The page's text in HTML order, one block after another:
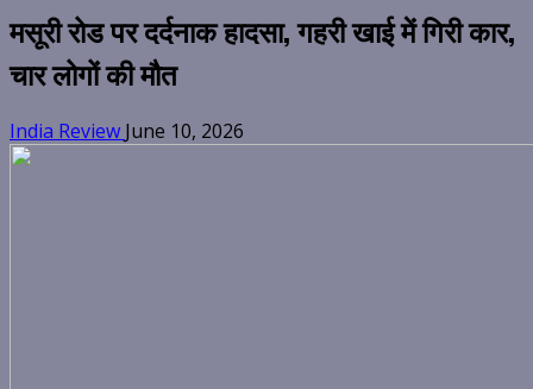
मसूरी रोड पर दर्दनाक हादसा, गहरी खाई में गिरी कार,
चार लोगों की मौत
India Review June 10, 2026